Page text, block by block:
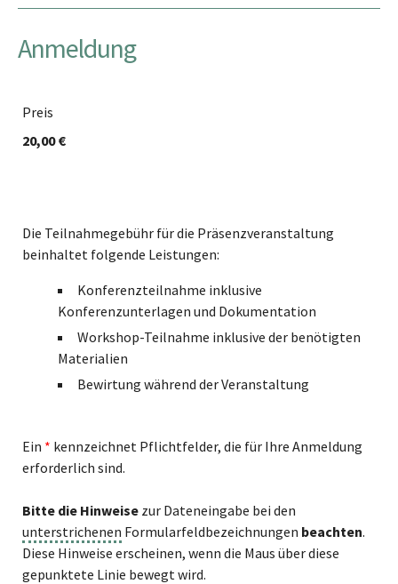
Anmeldung
Preis
20,00 €
Die Teilnahmegebühr für die Präsenzveranstaltung
beinhaltet folgende Leistungen:
Konferenzteilnahme inklusive
Konferenzunterlagen und Dokumentation
Workshop-Teilnahme inklusive der benötigten
Materialien
Bewirtung während der Veranstaltung
Ein * kennzeichnet Pflichtfelder, die für Ihre Anmeldung
erforderlich sind.
Bitte die Hinweise zur Dateneingabe bei den
unterstrichenen Formularfeldbezeichnungen beachten.
Diese Hinweise erscheinen, wenn die Maus über diese
gepunktete Linie bewegt wird.